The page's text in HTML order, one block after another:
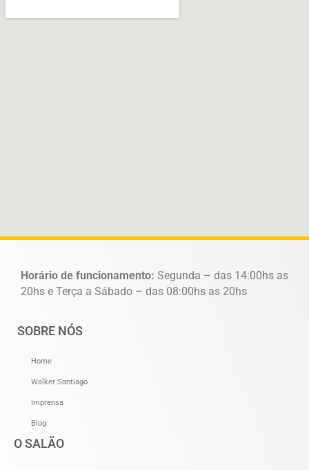
Horário de funcionamento: Segunda – das 14:00hs as
20hs e Terça a Sábado – das 08:00hs as 20hs
SOBRE NÓS
Home
Walker Santiago
Imprensa
Blog
O SALÃO